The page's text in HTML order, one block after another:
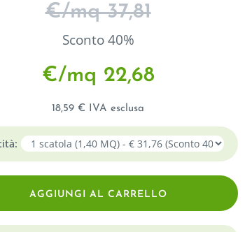
€/mq 37,81
Sconto 40%
€/mq 22,68
18,59 € IVA esclusa